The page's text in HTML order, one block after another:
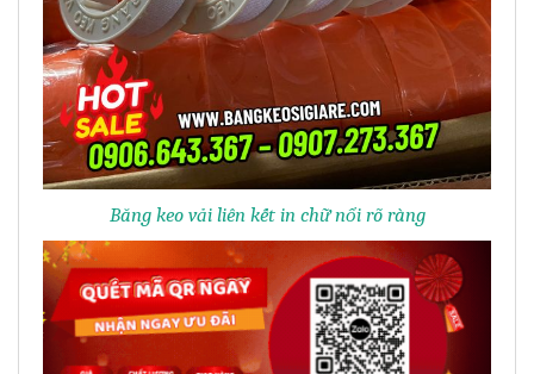
Băng keo vải liên kết in chữ nổi rõ ràng